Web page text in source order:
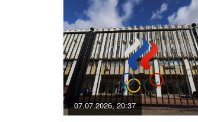
07.07.2026, 20:37